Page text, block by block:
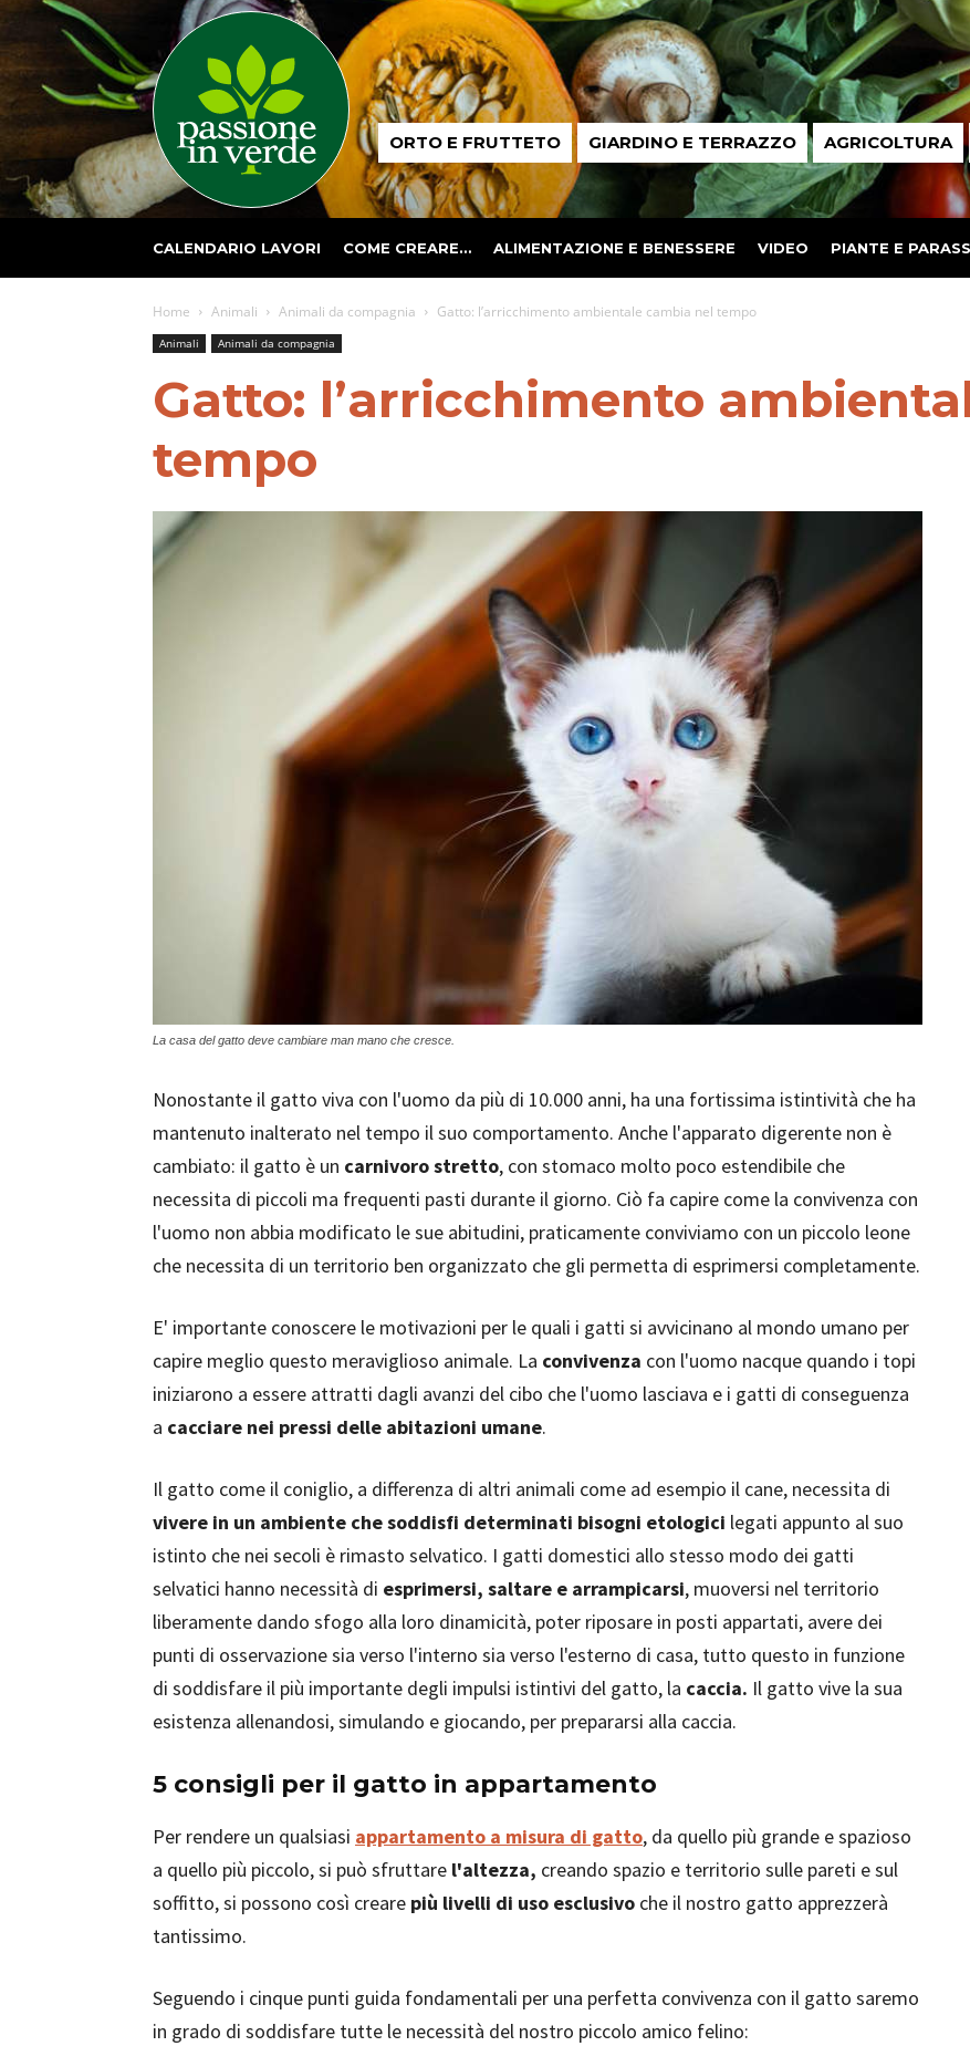
Passione
in ORTO E FRUTTETO GIARDINO E TERRAZZO AGRICOLTURA
CALENDARIO LAVORI COME CREARE… ALIMENTAZIONE E BENESSERE VIDEO PIANTE E
Home Animali Animali da compagnia Gatto: l’arricchimento ambientale cambia nel tempo
Animali Animali da compagnia
Gatto: l’arricchimento
tempo
La casa del gatto deve cambiare man mano che cresce.
Nonostante il gatto viva con l'uomo da più di 10.000 anni, ha una fortissima istintività che ha
mantenuto inalterato nel tempo il suo comportamento. Anche l'apparato digerente non è
cambiato: il gatto è un carnivoro stretto, con stomaco molto poco estendibile che
necessita di piccoli ma frequenti pasti durante il giorno. Ciò fa capire come la convivenza con
l'uomo non abbia modificato le sue abitudini, praticamente conviviamo con un piccolo leone
che necessita di un territorio ben organizzato che gli permetta di esprimersi completamente.
E' importante conoscere le motivazioni per le quali i gatti si avvicinano al mondo umano per
capire meglio questo meraviglioso animale. La convivenza con l'uomo nacque quando i topi
iniziarono a essere attratti dagli avanzi del cibo che l'uomo lasciava e i gatti di conseguenza
a cacciare nei pressi delle abitazioni umane.
Il gatto come il coniglio, a differenza di altri animali come ad esempio il cane, necessita di
vivere in un ambiente che soddisfi determinati bisogni etologici legati appunto al suo
istinto che nei secoli è rimasto selvatico. I gatti domestici allo stesso modo dei gatti
selvatici hanno necessità di esprimersi, saltare e arrampicarsi, muoversi nel territorio
liberamente dando sfogo alla loro dinamicità, poter riposare in posti appartati, avere dei
punti di osservazione sia verso l'interno sia verso l'esterno di casa, tutto questo in funzione
di soddisfare il più importante degli impulsi istintivi del gatto, la caccia. Il gatto vive la sua
esistenza allenandosi, simulando e giocando, per prepararsi alla caccia.
5 consigli per il gatto in appartamento
Per rendere un qualsiasi appartamento a misura di gatto, da quello più grande e spazioso
a quello più piccolo, si può sfruttare l'altezza, creando spazio e territorio sulle pareti e sul
soffitto, si possono così creare più livelli di uso esclusivo che il nostro gatto apprezzerà
tantissimo.
Seguendo i cinque punti guida fondamentali per una perfetta convivenza con il gatto saremo
in grado di soddisfare tutte le necessità del nostro piccolo amico felino: